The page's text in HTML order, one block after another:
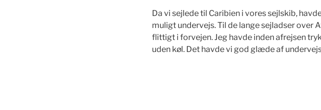
Da vi sejlede til Caribien i vores sejlskib,
muligt undervejs. Til de lange sejladser
flittigt i forvejen. Jeg havde inden afrejsen
uden køl. Det havde vi god glæde af